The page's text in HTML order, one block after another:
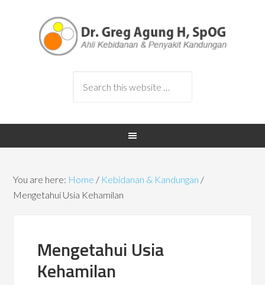
You are here: Home / Kebidanan & Kandungan /
Mengetahui Usia Kehamilan
Mengetahui Usia
Kehamilan